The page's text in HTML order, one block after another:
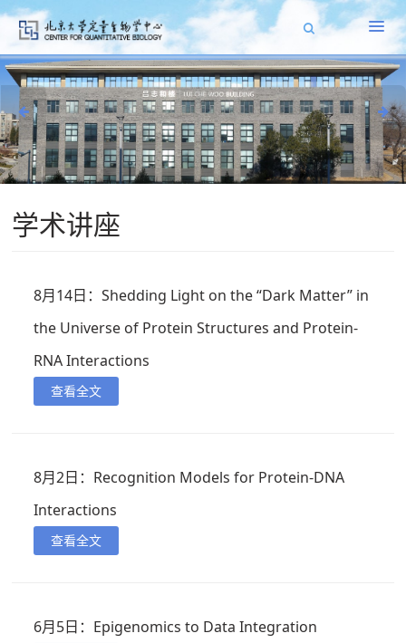
学术讲座
8月14日：Shedding Light on the “Dark Matter” in
the Universe of Protein Structures and Protein-
RNA Interactions
查看全文
8月2日：Recognition Models for Protein-DNA
Interactions
查看全文
6月5日：Epigenomics to Data Integration